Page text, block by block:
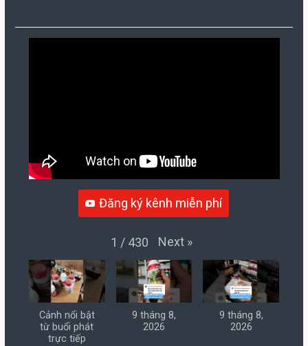
Đăng ký kênh miễn phí
1 / 430 Next »
Cảnh nổi bật
từ buổi phát
trực tiếp
9 tháng 8,
2026
9 tháng 8,
2026